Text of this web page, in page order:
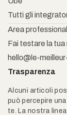
Tutti gli
Area
Fai testare la tua
hello@le-
Trasparenza
Alcuni articoli
può percepire
te. La nostra